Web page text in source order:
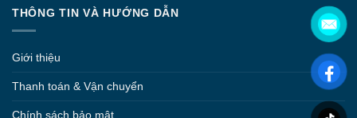
THÔNG TIN VÀ HƯỚNG DẪN
Giới thiệu
Thanh toán & Vận chuyển
Chính sách bảo mật